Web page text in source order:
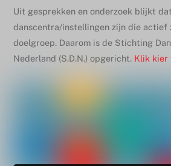
Uit gesprekken en onderzoek blijkt
danscentra/instellingen zijn die actief
doelgroep. Daarom is de Stichting
Nederland (S.D.N.) opgericht. Klik kier